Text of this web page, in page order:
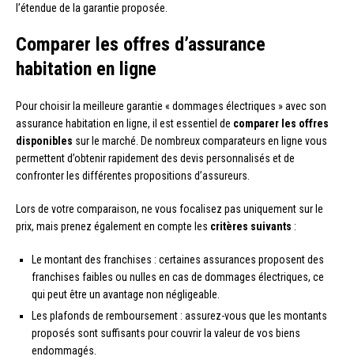
l’étendue de la garantie proposée.
Comparer les offres d’assurance
habitation en ligne
Pour choisir la meilleure garantie « dommages électriques » avec son
assurance habitation en ligne, il est essentiel de comparer les offres
disponibles sur le marché. De nombreux comparateurs en ligne vous
permettent d’obtenir rapidement des devis personnalisés et de
confronter les différentes propositions d’assureurs.
Lors de votre comparaison, ne vous focalisez pas uniquement sur le
prix, mais prenez également en compte les critères suivants :
Le montant des franchises : certaines assurances proposent des
franchises faibles ou nulles en cas de dommages électriques, ce
qui peut être un avantage non négligeable.
Les plafonds de remboursement : assurez-vous que les montants
proposés sont suffisants pour couvrir la valeur de vos biens
endommagés.